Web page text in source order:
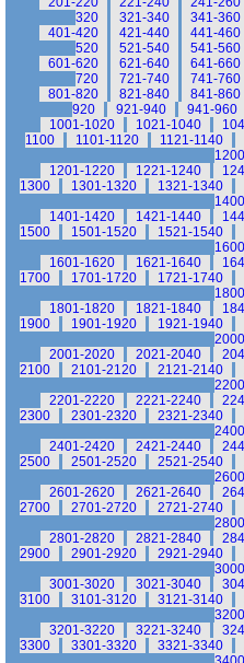
320
321-340 341-360
401-420
421-440 441-460
520
521-540 541-560
601-620
621-640 641-660
720
721-740 741-760
801-820
821-840 841-860
920
921-940 941-960
1001-1020
1021-1040
1100
1101-1120 1121-1140
1200
1201-1220
1221-1240
1300
1301-1320 1321-1340
1400
1401-1420
1421-1440
1500
1501-1520 1521-1540
1600
1601-1620
1621-1640
1700
1701-1720 1721-1740
1800
1801-1820
1821-1840
1900
1901-1920 1921-1940
2000
2001-2020
2021-2040
2100
2101-2120 2121-2140
2200
2201-2220
2221-2240
2300
2301-2320 2321-2340
2400
2401-2420
2421-2440
2500
2501-2520 2521-2540
2600
2601-2620
2621-2640
2700
2701-2720 2721-2740
2800
2801-2820
2821-2840
2900
2901-2920 2921-2940
3000
3001-3020
3021-3040
3100
3101-3120 3121-3140
3200
3201-3220
3221-3240
3300
3301-3320 3321-3340